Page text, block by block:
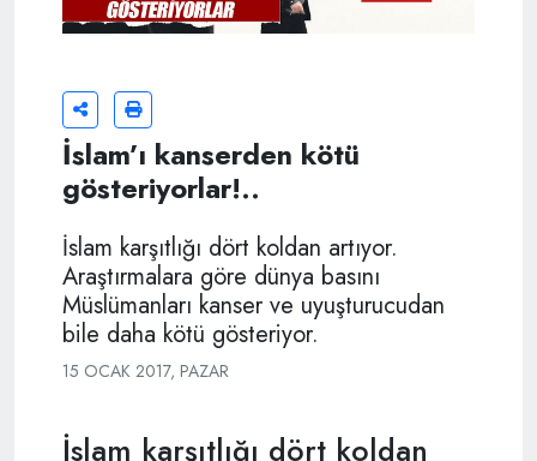
İslam’ı kanserden kötü
gösteriyorlar!..
İslam karşıtlığı dört koldan artıyor.
Araştırmalara göre dünya basını
Müslümanları kanser ve uyuşturucudan
bile daha kötü gösteriyor.
15 OCAK 2017, PAZAR
İslam karşıtlığı dört koldan